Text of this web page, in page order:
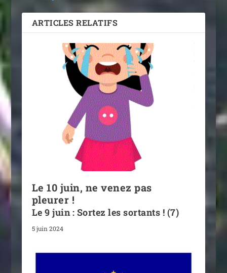
ARTICLES RELATIFS
Le 10 juin, ne venez pas
pleurer !
Le 9 juin : Sortez les sortants ! (7)
5 juin 2024